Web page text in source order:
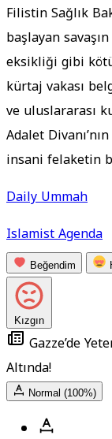
Filistin Sağlık
başlayan
eksikliği gibi
kürtaj vakası
ve uluslararası
Adalet
insani felaketin
Daily Ummah
Islamist Agenda
Beğendim
Kızgın
Gazze’de
Altında!
Normal (100%)